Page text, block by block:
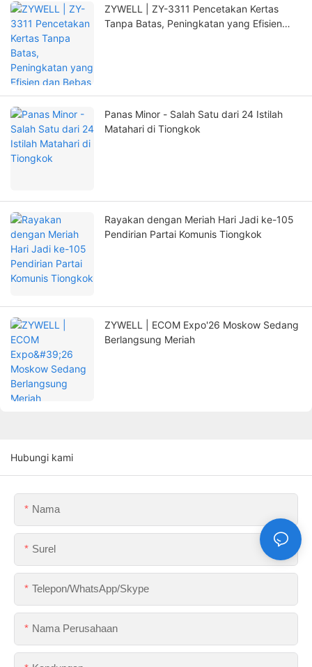
ZYWELL | ZY-3311 Pencetakan Kertas
Tanpa Batas, Peningkatan yang Efisien
Panas Minor - Salah Satu dari 24 Istilah
Matahari di Tiongkok
Rayakan dengan Meriah Hari Jadi ke-105
Pendirian Partai Komunis Tiongkok
ZYWELL | ECOM Expo'26 Moskow Sedang
Berlangsung Meriah
Hubungi kami
Nama
Surel
Telepon/WhatsApp/Skype
Nama Perusahaan